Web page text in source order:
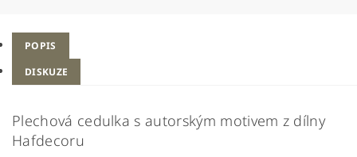
POPIS
DISKUZE
Plechová cedulka s autorským motivem z dílny
Hafdecoru